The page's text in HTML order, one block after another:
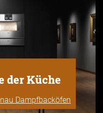
der Küche
Dampfbacköfen